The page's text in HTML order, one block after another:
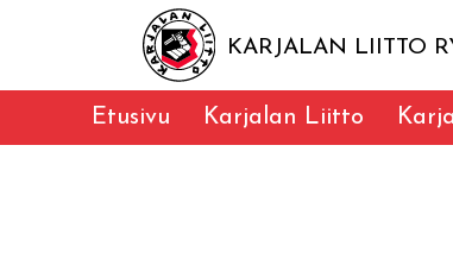
KARJALAN LIITTO
Etusivu Karjalan Liitto